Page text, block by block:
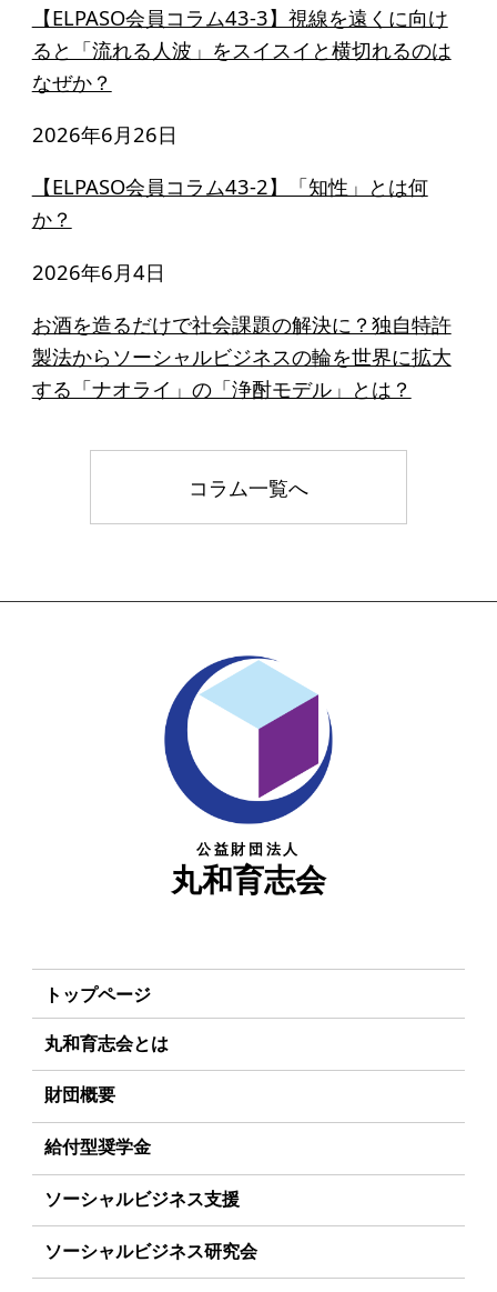
【ELPASO会員コラム43-3】視線を遠くに向け
ると「流れる人波」をスイスイと横切れるのは
なぜか？
2026年6月26日
【ELPASO会員コラム43-2】「知性」とは何
か？
2026年6月4日
お酒を造るだけで社会課題の解決に？独自特許
製法からソーシャルビジネスの輪を世界に拡大
する「ナオライ」の「浄酎モデル」とは？
コラム一覧へ
公益財団法人
丸和育志会
トップページ
丸和育志会とは
理事長あいさつ
丸和育志会の目指す未来
学生のみなさんへ
起業を考えているみなさんへ
財団概要
理念
沿革
組織
給付型奨学金
事業方針
募集要項
給付型奨学金とは
ソーシャルビジネス支援
事業方針
ソーシャルビジネス研究会